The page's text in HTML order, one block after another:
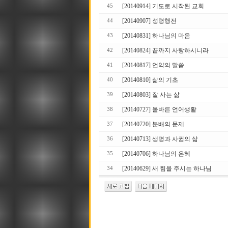
45 [20140914] 기도로 시작된 교회
44 [20140907] 성령행전
43 [20140831] 하나님의 마음
42 [20140824] 끝까지 사랑하시니라
41 [20140817] 언약의 말씀
40 [20140810] 삶의 기초
39 [20140803] 잘 사는 삶
38 [20140727] 올바른 언어생활
37 [20140720] 분배의 문제
36 [20140713] 생명과 사귐의 삶
35 [20140706] 하나님의 은혜
34 [20140629] 새 힘을 주시는 하나님